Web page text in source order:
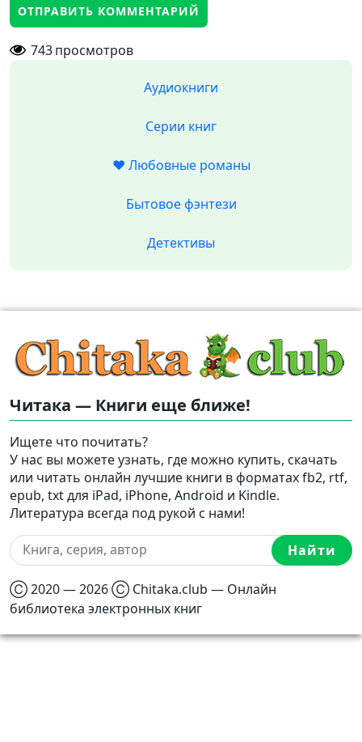
743просмотров
Аудиокниги
Серии книг
❤️ Любовные романы
Бытовое фэнтези
Детективы
Читака — Книги еще ближе!
Ищете что почитать?
У нас вы можете узнать, где можно купить, скачать
или читать онлайн лучшие книги в форматах fb2, rtf,
epub, txt для iPad, iPhone, Android и Kindle.
Литература всегда под рукой с нами!
Найти
Ⓒ 2020 — 2026 Ⓒ Chitaka.club — Онлайн
библиотека электронных книг